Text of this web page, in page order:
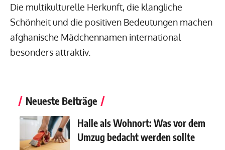
Die multikulturelle Herkunft, die klangliche
Schönheit und die positiven Bedeutungen machen
afghanische Mädchennamen international
besonders attraktiv.
Neueste Beiträge
Halle als Wohnort: Was vor dem
Umzug bedacht werden sollte